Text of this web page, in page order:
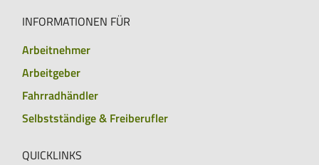
INFORMATIONEN FÜR
Arbeitnehmer
Arbeitgeber
Fahrradhändler
Selbstständige & Freiberufler
QUICKLINKS